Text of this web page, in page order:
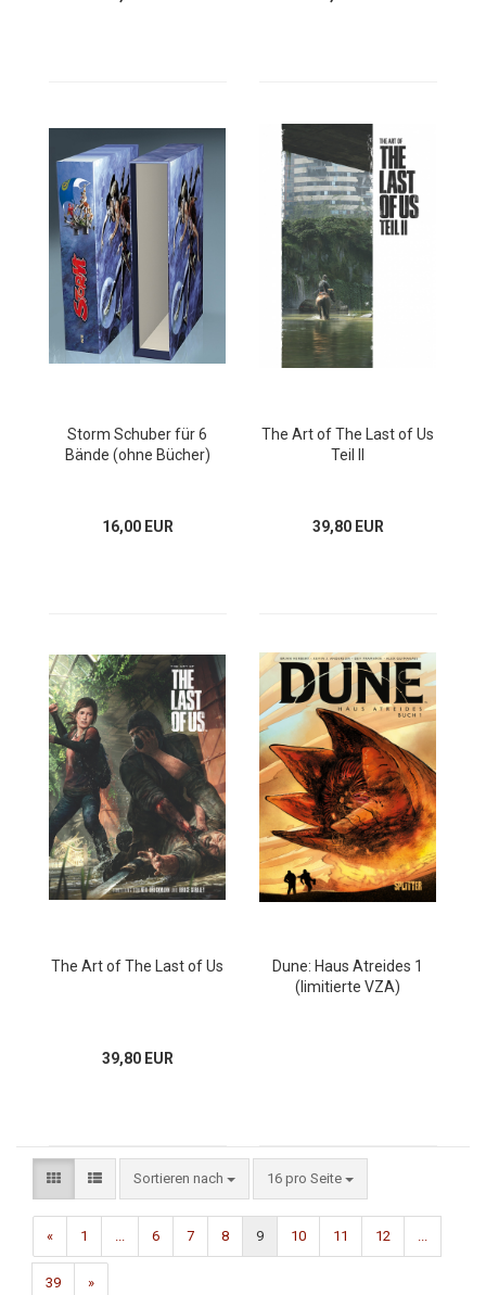
Storm Schuber für 6
Bände (ohne Bücher)
16,00 EUR
The Art of The Last of Us
Teil II
39,80 EUR
The Art of The Last of Us
39,80 EUR
Dune: Haus Atreides 1
(limitierte VZA)
Sortieren nach 16 pro Seite
« 1 ... 6 7 8 9 10 11 12 ...
39 »